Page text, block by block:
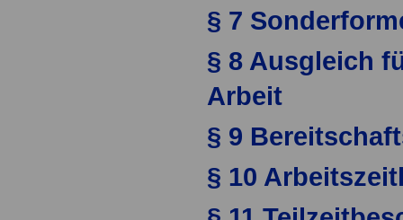
§ 7
§ 8 Ausgleich
Arbeit
§ 9
§ 10